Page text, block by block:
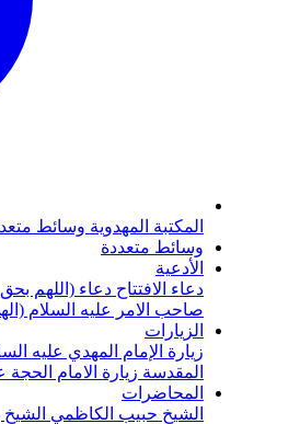
المكتبة المهدوية وسائط
وسائط متعددة
الأدعية
دعاء الافتتاح دعاء (اللهم
صاحب الامر عليه السلام
الزيارات
زيارة الإمام المهدي عليه
المقدسة زيارة الامام
المحاضرات
الشيخ حبيب الكاظمي الشيخ